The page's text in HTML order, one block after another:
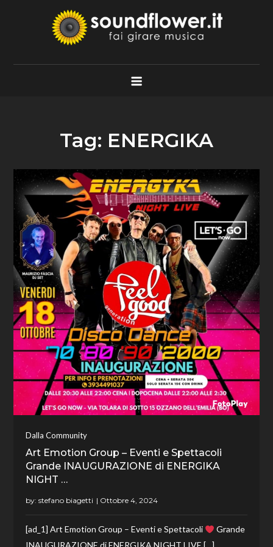
Soundflower.it
Fai Girare Musica
Tag: ENERGIKA
Dalla Community
Art Emotion Group – Eventi e Spettacoli
Grande INAUGURAZIONE di ENERGIKA
NIGHT …
by:stefano biagetti
[ad_1] Art Emotion Group – Eventi e Spettacoli
Grande